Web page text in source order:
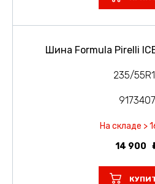
Шина Formula Pirelli ICE
235/
9173407
На складе >
14 900